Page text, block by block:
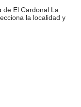
de El Cardonal La
la localidad y